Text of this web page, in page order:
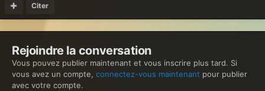
Citer
Rejoindre la conversation
Vous pouvez publier maintenant et vous inscrire plus tard. Si
vous avez un compte, connectez-vous maintenant pour publier
avec votre compte.